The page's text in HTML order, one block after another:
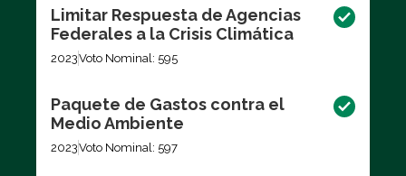
Limitar Respuesta de Agencias
Federales a la Crisis Climática
2023Voto Nominal: 595
Paquete de Gastos contra el
Medio Ambiente
2023Voto Nominal: 597